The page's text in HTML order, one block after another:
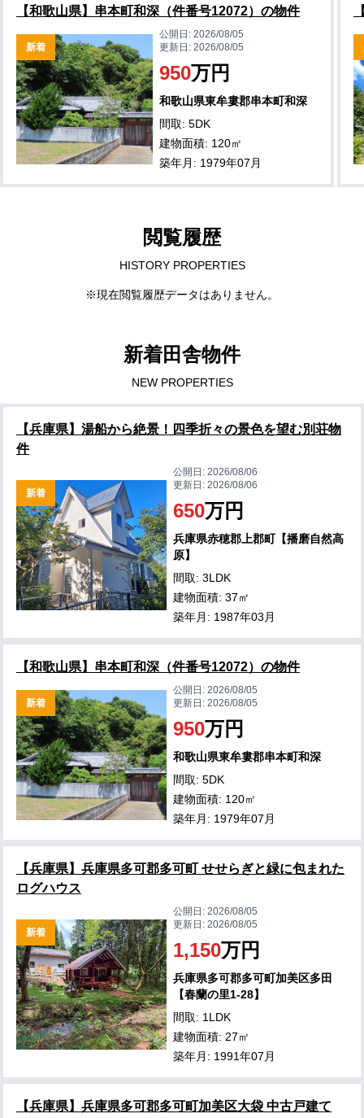
【和歌山県】串本町和深（件番号12072）の物件
新着
公開日:2026/08/05
更新日:2026/08/05
950万円
和歌山県東牟婁郡串本町和深
間取: 5DK
建物面積: 120㎡
築年月: 1979年07月
閲覧履歴
HISTORY PROPERTIES
※現在閲覧履歴データはありません。
新着田舎物件
NEW PROPERTIES
【兵庫県】湯船から絶景！四季折々の景色を望む別荘物
件
新着
公開日:2026/08/06
更新日:2026/08/06
650万円
兵庫県赤穂郡上郡町【播磨自然高
原】
間取: 3LDK
建物面積: 37㎡
築年月: 1987年03月
【和歌山県】串本町和深（件番号12072）の物件
新着
公開日:2026/08/05
更新日:2026/08/05
950万円
和歌山県東牟婁郡串本町和深
間取: 5DK
建物面積: 120㎡
築年月: 1979年07月
【兵庫県】兵庫県多可郡多可町 せせらぎと緑に包まれた
ログハウス
新着
公開日:2026/08/05
更新日:2026/08/05
1,150万円
兵庫県多可郡多可町加美区多田
【春蘭の里1-28】
間取: 1LDK
建物面積: 27㎡
築年月: 1991年07月
【兵庫県】兵庫県多可郡多可町加美区大袋 中古戸建て